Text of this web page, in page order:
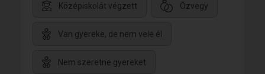
Középiskolát végzett Özvegy
Van gyereke, de nem vele él
Nem szeretne gyereket